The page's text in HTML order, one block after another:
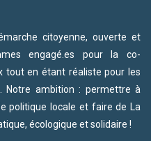
citoyenne, ouverte et
engagé.es pour la co-
tout en étant réaliste pour les
Notre ambition : permettre à
politique locale et faire de La
écologique et solidaire !